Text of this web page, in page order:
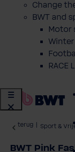
Change
BWT and
Motor
Football
RACE
terug Sport &
BWT Pink